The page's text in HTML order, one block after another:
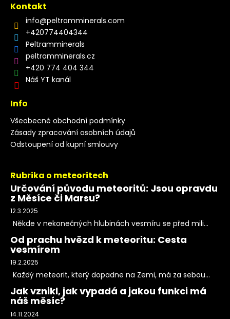
Kontakt
info@peltramminerals.com
+420774404344
Peltramminerals
peltramminerals.cz
+420 774 404 344
Náš YT kanál
Info
Všeobecné obchodní podmínky
Zásady zpracování osobních údajů
Odstoupení od kupní smlouvy
Rubrika o meteoritech
Určování původu meteoritů: Jsou opravdu
z Měsíce či Marsu?
12.3.2025
Někde v nekonečných hlubinách vesmíru se před mili...
Od prachu hvězd k meteoritu: Cesta
vesmírem
19.2.2025
Každý meteorit, který dopadne na Zemi, má za sebou...
Jak vznikl, jak vypadá a jakou funkci má
náš měsíc?
14.11.2024